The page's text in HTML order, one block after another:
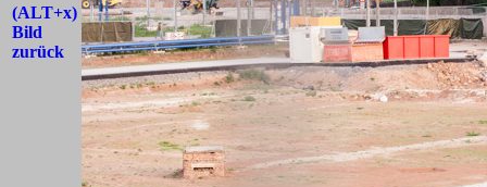
(ALT+x)
Bild
zurück